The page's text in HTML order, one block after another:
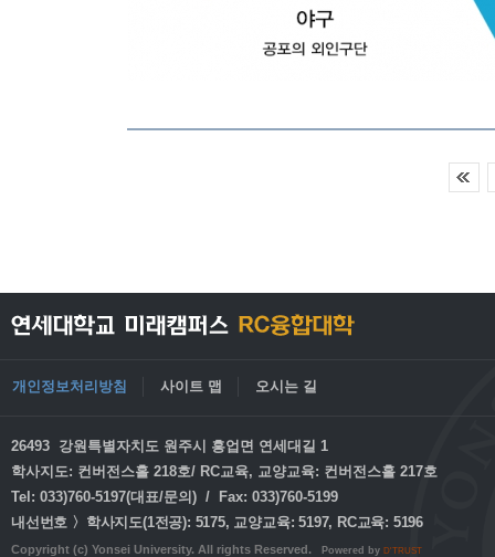
개인정보처리방침 사이트 맵 오시는 길
26493 강원특별자치도 원주시 흥업면 연세대길 1
학사지도: 컨버전스홀 218호/ RC교육, 교양교육: 컨버전스홀 217호
Tel: 033)760-5197(대표/문의) / Fax: 033)760-5199
내선번호 〉학사지도(1전공): 5175, 교양교육: 5197, RC교육: 5196
Copyright (c) Yonsei University. All rights Reserved. Powered by D'TRUST